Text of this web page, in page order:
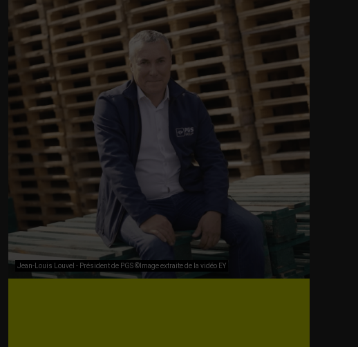
Jean-Louis Louvel - Président de PGS ©Image extraite de la vidéo EY